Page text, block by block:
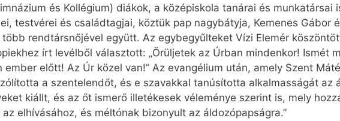
és Kollégium) diákok, a középiskola tanárai és munkatársai
testvérei és családtagjai, köztük pap nagybátyja, Kemenes Gábor
több rendtársnőjével együtt. Az egybegyűlteket Vízi Elemér
írt levélből választott: „Örüljetek az Úrban mindenkor! Ismét
előtt! Az Úr közel van!” Az evangélium után, amely Szent
a szentelendőt, és e szavakkal tanúsította alkalmasságát az
kiállt, és az őt ismerő illetékesek véleménye szerint is, mely
elhívásához, és méltónak bizonyult az áldozópapságra.”